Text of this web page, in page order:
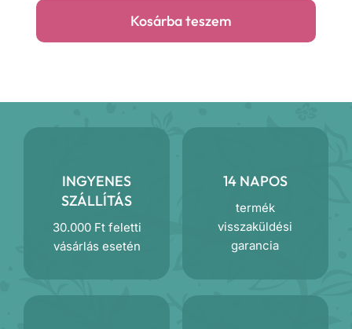
mennyiség
Kosárba teszem
INGYENES
SZÁLLÍTÁS
30.000 Ft feletti
vásárlás esetén
14 NAPOS
termék
visszaküldési
garancia